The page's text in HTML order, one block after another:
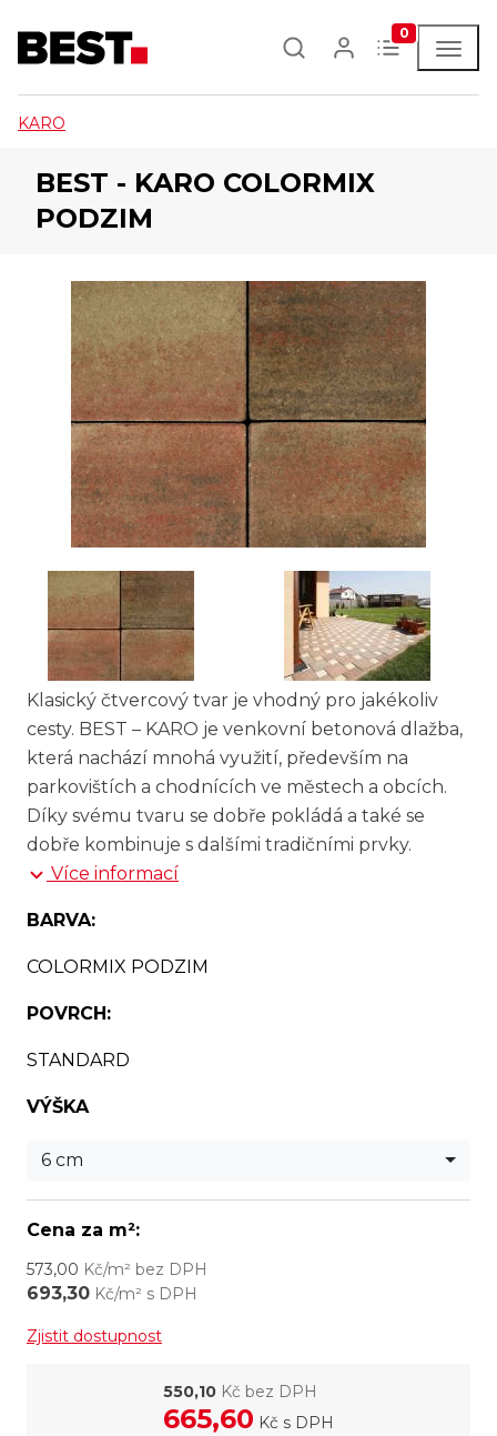
0
KARO
BEST - KARO COLORMIX
PODZIM
Klasický čtvercový tvar je vhodný pro jakékoliv
cesty. BEST – KARO je venkovní betonová dlažba,
která nachází mnohá využití, především na
parkovištích a chodnících ve městech a obcích.
Díky svému tvaru se dobře pokládá a také se
dobře kombinuje s dalšími tradičními prvky.
Více informací
BARVA:
COLORMIX PODZIM
POVRCH:
STANDARD
VÝŠKA
6 cm
Cena za m²:
573,00 Kč/m² bez DPH
693,30 Kč/m² s DPH
Zjistit dostupnost
550,10 Kč bez DPH
665,60 Kč s DPH